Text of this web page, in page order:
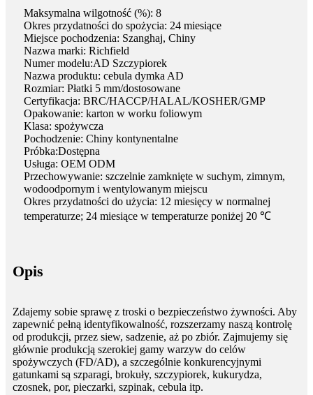
Maksymalna wilgotność (%): 8
Okres przydatności do spożycia: 24 miesiące
Miejsce pochodzenia: Szanghaj, Chiny
Nazwa marki: Richfield
Numer modelu:AD Szczypiorek
Nazwa produktu: cebula dymka AD
Rozmiar: Płatki 5 mm/dostosowane
Certyfikacja: BRC/HACCP/HALAL/KOSHER/GMP
Opakowanie: karton w worku foliowym
Klasa: spożywcza
Pochodzenie: Chiny kontynentalne
Próbka:Dostępna
Usługa: OEM ODM
Przechowywanie: szczelnie zamknięte w suchym, zimnym,
wodoodpornym i wentylowanym miejscu
Okres przydatności do użycia: 12 miesięcy w normalnej
temperaturze; 24 miesiące w temperaturze poniżej 20 ℃
Opis
Zdajemy sobie sprawę z troski o bezpieczeństwo żywności. Aby
zapewnić pełną identyfikowalność, rozszerzamy naszą kontrolę
od produkcji, przez siew, sadzenie, aż po zbiór. Zajmujemy się
głównie produkcją szerokiej gamy warzyw do celów
spożywczych (FD/AD), a szczególnie konkurencyjnymi
gatunkami są szparagi, brokuły, szczypiorek, kukurydza,
czosnek, por, pieczarki, szpinak, cebula itp.